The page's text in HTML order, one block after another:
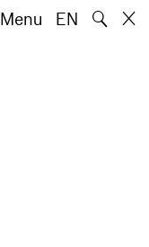
Menu EN 🔍